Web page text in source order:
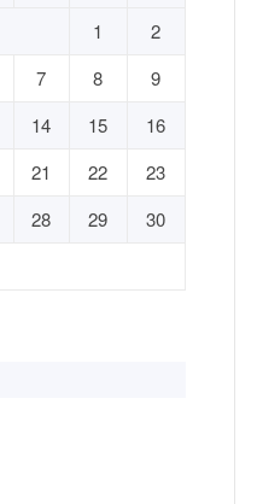
1
2
7 8
9
14 15
16
21 22
23
28 29
30